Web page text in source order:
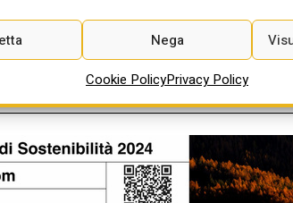
Nega
Cookie PolicyPrivacy Policy